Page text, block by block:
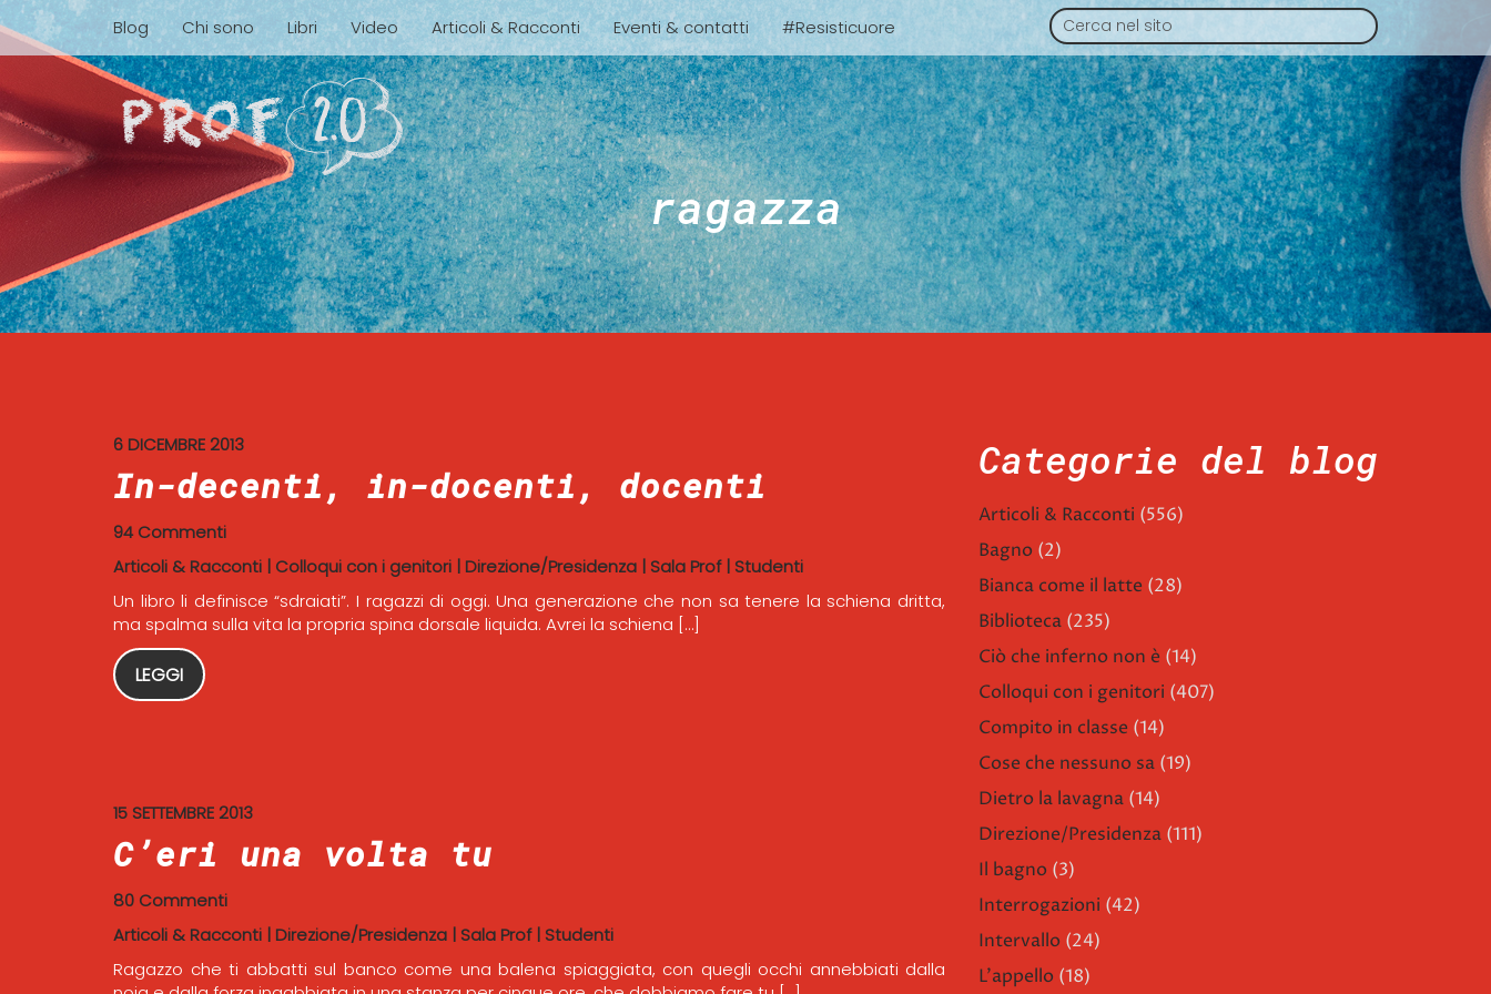
Blog Chi sono Libri Video Articoli & Racconti Eventi & contatti #Resisticuore
ragazza
6 DICEMBRE 2013
In-decenti, in-docenti, docenti
94 Commenti
Articoli & Racconti | Colloqui con i genitori | Direzione/Presidenza | Sala Prof| Studenti
Un libro li definisce “sdraiati”. I ragazzi di oggi. Una generazione che non sa tenere la schiena dritta,
ma spalma sulla vita la propria spina dorsale liquida. Avrei la schiena […]
LEGGI
15 SETTEMBRE 2013
C’eri una volta tu
80 Commenti
Articoli & Racconti | Direzione/Presidenza | Sala Prof| Studenti
Ragazzo che ti abbatti sul banco come una balena spiaggiata, con quegli occhi annebbiati dalla
Categorie del blog
Articoli & Racconti (556)
Bagno (2)
Bianca come il latte (28)
Biblioteca (235)
Ciò che inferno non è (14)
Colloqui con i genitori (407)
Compito in classe (14)
Cose che nessuno sa (19)
Dietro la lavagna (14)
Direzione/Presidenza (111)
Il bagno (3)
Interrogazioni (42)
Intervallo (24)
L'appello (18)